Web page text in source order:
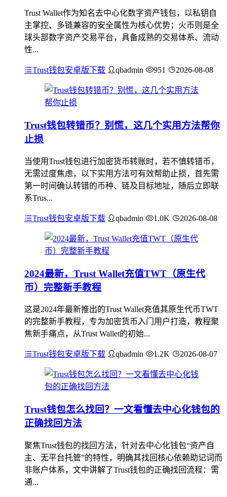
Trust Wallet作为知名去中心化数字资产钱包，以私钥自
主掌控、多链兼容的安全属性为核心优势；火币则是全
球头部数字资产交易平台，具备成熟的交易体系、流动
性...
Trust钱包安卓版下载 qbadmin 951 2026-08-08
Trust钱包转错币？别慌，这几个实用方法帮你
止损
当使用Trust钱包进行加密货币转账时，若不慎转错币，
无需过度焦虑，以下实用方法可有效帮助止损，首先需
第一时间确认转错的币种、链及目标地址，随后立即联
系Trus...
Trust钱包安卓版下载 qbadmin 1.0K 2026-08-08
2024最新，Trust Wallet充值TWT（原生代
币）完整新手教程
这是2024年最新推出的Trust Wallet充值其原生代币TWT
的完整新手教程，专为加密货币入门用户打造，教程聚
焦新手痛点，从Trust Wallet的初始...
Trust钱包安卓版下载 qbadmin 1.2K 2026-08-07
Trust钱包怎么找回？一文看懂去中心化钱包的
正确找回方法
聚焦Trust钱包的找回方法，针对去中心化钱包“资产自
主、无平台托管”的特性，明确其找回核心依赖助记词而
非账户体系，文中讲解了Trust钱包的正确找回流程：需
通...